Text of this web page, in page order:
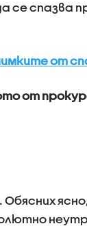
се спазва
от
от
Обясних